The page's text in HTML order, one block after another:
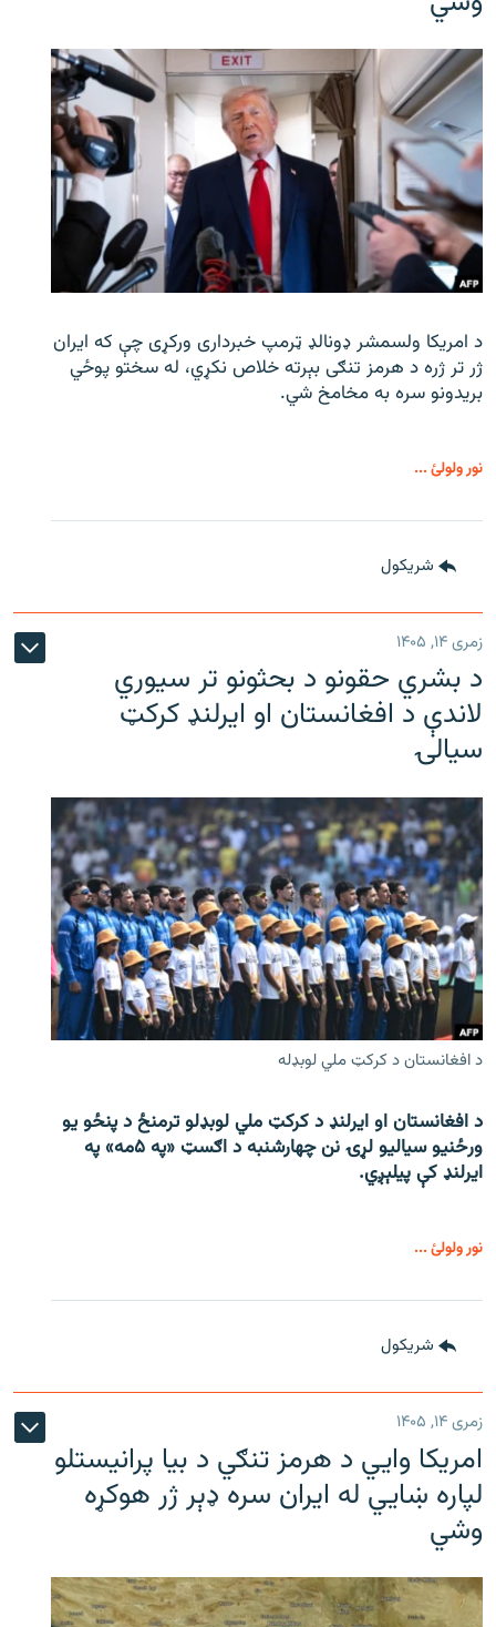
د امریکا ولسمشر ډونالډ ټرمپ خبرداری ورکړی چې که ایران
ژر تر ژره د هرمز تنګی بېرته خلاص نکړي، له سختو پوځي
بریدونو سره به مخامخ شي.
نور ولولئ ...
شريکول
زمری ۱۴, ۱۴۰۵
د بشري حقونو د بحثونو تر سیوري
لاندې د افغانستان او ایرلنډ کرکټ
سیالۍ
د افغانستان د کرکټ ملي لوبډله
د افغانستان او ایرلنډ د کرکټ ملي لوبډلو ترمنځ د پنځو یو
ورځنیو سیالیو لړۍ نن چهارشنبه د اګسټ «په ۵مه» په
ایرلنډ کې پیلېږي.
نور ولولئ ...
شريکول
زمری ۱۴, ۱۴۰۵
امریکا وايي د هرمز تنګي د بیا پرانیستلو
لپاره ښایي له ایران سره ډېر ژر هوکړه
وشي